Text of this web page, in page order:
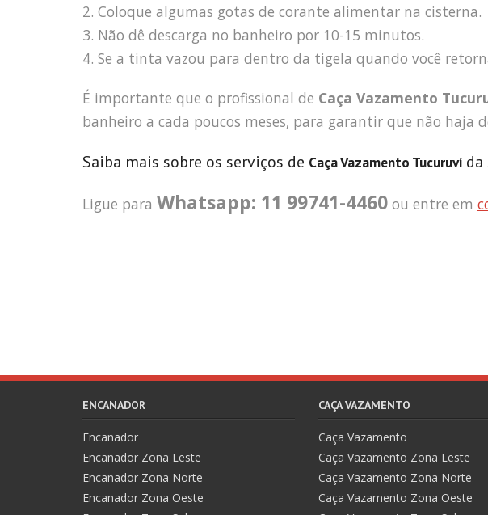
2. Coloque algumas gotas de corante alimentar na cisterna.
3. Não dê descarga no banheiro por 10-15 minutos.
4. Se a tinta vazou para dentro da tigela quando você
É importante que o profissional de Caça Vazamento
banheiro a cada poucos meses, para garantir que não haja
Saiba mais sobre os serviços de Caça Vazamento Tucuruví da
Ligue para Whatsapp: 11 99741-4460 ou entre em
ENCANADOR
Encanador
Encanador Zona Leste
Encanador Zona Norte
Encanador Zona Oeste
CAÇA VAZAMENTO
Caça Vazamento
Caça Vazamento Zona Leste
Caça Vazamento Zona Norte
Caça Vazamento Zona Oeste